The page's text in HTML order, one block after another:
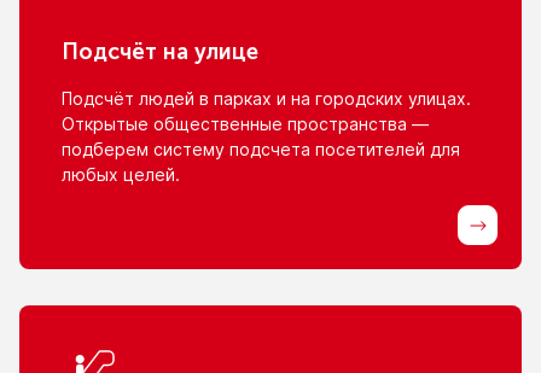
Подсчёт на улице
Подсчёт людей в парках и на городских улицах.
Открытые общественные пространства —
подберем систему подсчета посетителей для
любых целей.